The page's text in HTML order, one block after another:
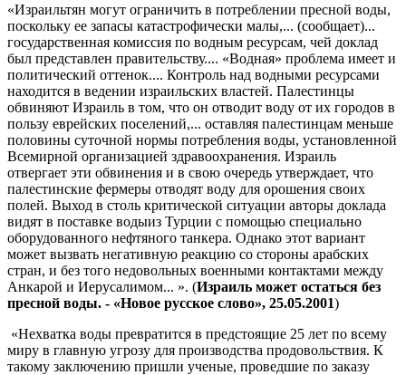
«Израильтян могут ограничить в потреблении пресной воды,
поскольку ее запасы катастрофически малы,... (сообщает)...
государственная комиссия по водным ресурсам, чей доклад
был представлен правительству.... «Водная» проблема имеет и
политический оттенок.... Контроль над водными ресурсами
находится в ведении израильских властей. Палестинцы
обвиняют Израиль в том, что он отводит воду от их городов в
пользу еврейских поселений,... оставляя палестинцам меньше
половины суточной нормы потребления воды, установленной
Всемирной организацией здравоохранения. Израиль
отвергает эти обвинения и в свою очередь утверждает, что
палестинские фермеры отводят воду для орошения своих
полей. Выход в столь критической ситуации авторы доклада
видят в поставке водыиз Турции с помощью специально
оборудованного нефтяного танкера. Однако этот вариант
может вызвать негативную реакцию со стороны арабских
стран, и без того недовольных военными контактами между
Анкарой и Иерусалимом... ». (Израиль может остаться без
пресной воды. - «Новое русское слово», 25.05.2001)
«Нехватка воды превратится в предстоящие 25 лет по всему
миру в главную угрозу для производства продовольствия. К
такому заключению пришли ученые, проведшие по заказу